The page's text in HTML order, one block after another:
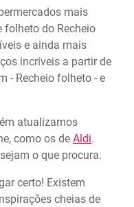
mais
folheto do Recheio
e ainda mais
incríveis a partir de
- Recheio folheto - e
atualizamos
como os de Aldi.
o que procura.
certo! Existem
cheias de